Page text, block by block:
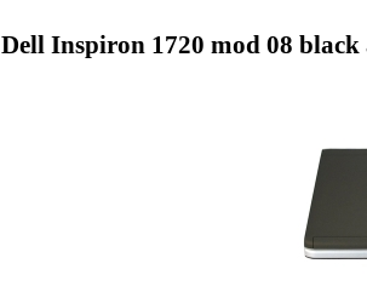
Dell Inspiron 1720 mod 08 black